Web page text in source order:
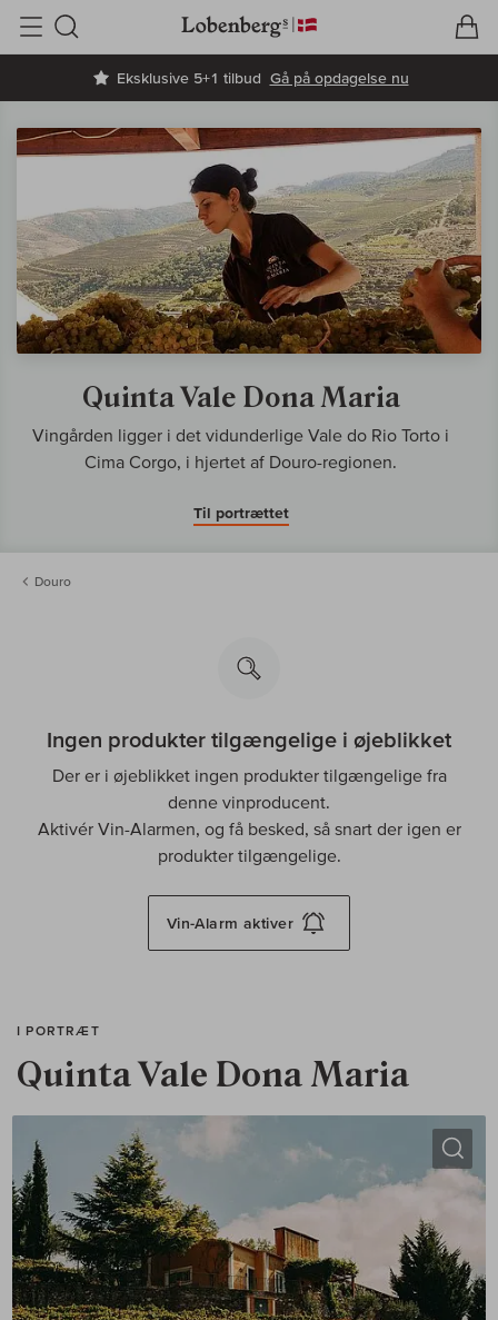
Eksklusive 5+1 tilbud Gå på opdagelse nu
Søg
Quinta Vale Dona Maria
Vingården ligger i det vidunderlige Vale do Rio Torto i
Cima Corgo, i hjertet af Douro-regionen.
Til portrættet
Douro
Ingen produkter tilgængelige i øjeblikket
Der er i øjeblikket ingen produkter tilgængelige fra
denne vinproducent.
Aktivér Vin-Alarmen, og få besked, så snart der igen er
produkter tilgængelige.
Vin-Alarm aktiver
I PORTRÆT
Quinta Vale Dona Maria